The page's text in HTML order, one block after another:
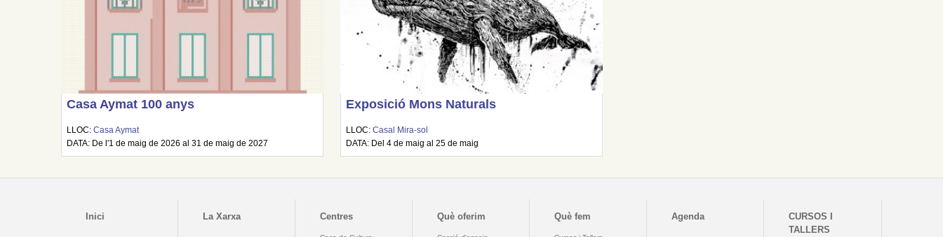
Casa Aymat 100 anys
LLOC:Casa Aymat
DATA: De l'1 de maig de 2026 al 31 de maig de 2027
Exposició Mons Naturals
LLOC:Casal Mira-sol
DATA: Del 4 de maig al 25 de maig
Inici La Xarxa Centres Què oferim Què fem Agenda
CURSOS I
TALLERS